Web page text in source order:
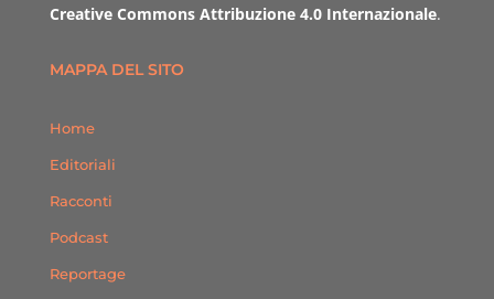
Creative Commons Attribuzione 4.0 Internazionale.
MAPPA DEL SITO
Home
Editoriali
Racconti
Podcast
Reportage